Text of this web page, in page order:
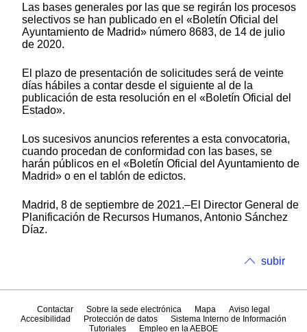
Las bases generales por las que se regirán los procesos
selectivos se han publicado en el «Boletín Oficial del
Ayuntamiento de Madrid» número 8683, de 14 de julio
de 2020.
El plazo de presentación de solicitudes será de veinte
días hábiles a contar desde el siguiente al de la
publicación de esta resolución en el «Boletín Oficial del
Estado».
Los sucesivos anuncios referentes a esta convocatoria,
cuando procedan de conformidad con las bases, se
harán públicos en el «Boletín Oficial del Ayuntamiento de
Madrid» o en el tablón de edictos.
Madrid, 8 de septiembre de 2021.–El Director General de
Planificación de Recursos Humanos, Antonio Sánchez
Díaz.
subir
Contactar Sobre la sede electrónica Mapa
Aviso legal
Accesibilidad
Protección de datos
Sistema Interno de Información
Tutoriales
Empleo en la AEBOE